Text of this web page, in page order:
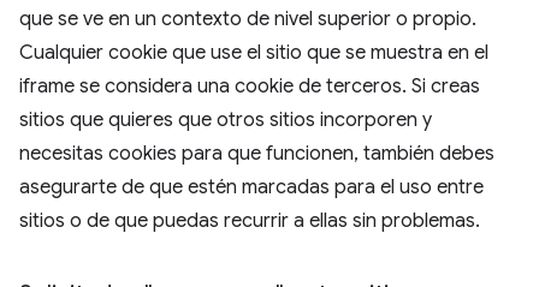
que se ve en un contexto de nivel superior o propio.
Cualquier cookie que use el sitio que se muestra en el
iframe se considera una cookie de terceros. Si creas
sitios que quieres que otros sitios incorporen y
necesitas cookies para que funcionen, también debes
asegurarte de que estén marcadas para el uso entre
sitios o de que puedas recurrir a ellas sin problemas.